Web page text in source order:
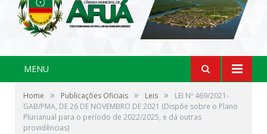
MENU
Home » Publicações Oficiais » Leis »
LEI Nº 469/2021-
GAB/PMA, DE 26 DE NOVEMBRO DE 2021 (Dispõe sobre o Plano
Plurianual para o período de 2022/2025, e dá outras
providências)